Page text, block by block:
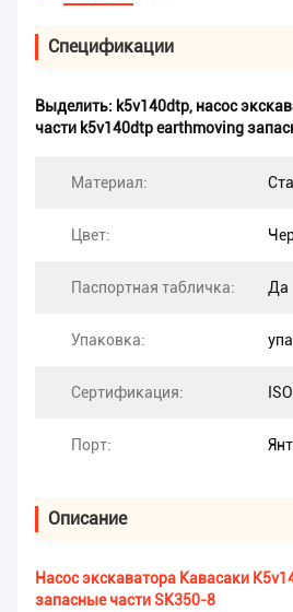
Спецификации
Выделить: k5v140dtp, насос
части k5v140dtp earthmoving
Материал:
Цвет:
Паспортная табличка: Да
Упаковка:
Сертификация:
Порт:
Описание
Насос экскаватора Кавасаки
запасные части SK350-8